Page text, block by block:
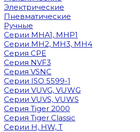
Электрические
Пневматические
Ручные
Cерии MHA1, MHP1
Cерии MH2, MH3, MH4
Cерия CPE
Серия NVF3
Серия VSNC
Серии ISO 5599-1
Серии VUVG, VUWG
Серии VUVS, VUWS
Серия Tiger 2000
Серия Tiger Classic
Серии H, HW, T